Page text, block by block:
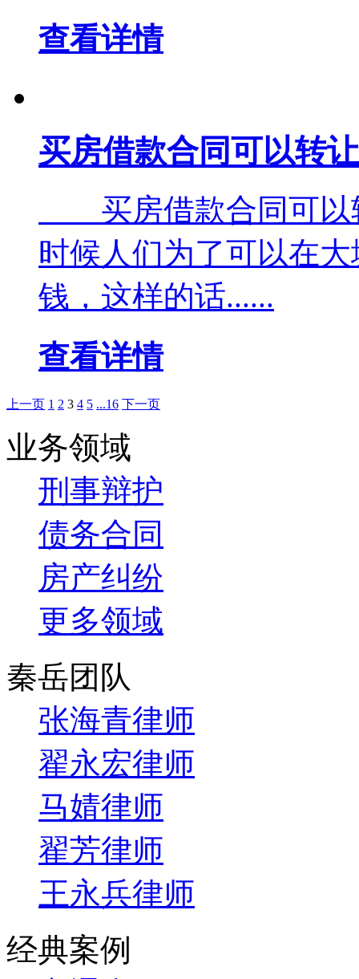
查看详情
买房借款合同可以转
买房借款合同可
时候人们为了可以在
钱，这样的话......
查看详情
上一页 1 2 3 4 5 ...16 下一页
业务领域
刑事辩护
债务合同
房产纠纷
更多领域
秦岳团队
张海青律师
翟永宏律师
马婧律师
翟芳律师
王永兵律师
经典案例